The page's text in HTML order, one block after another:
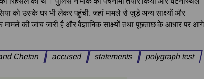
को उसके घर भी लेकर पहुंची, जहां मामले से जुड़े अन्य साक्ष्यों और
की जांच जारी है और वैज्ञानिक साक्ष्यों तथा पूछताछ के आधार पर आगे
Chetan accused statements
polygraph test